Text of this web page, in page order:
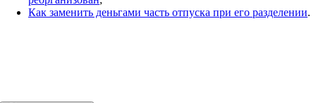
Как заменить деньгами часть отпуска при его разделении.